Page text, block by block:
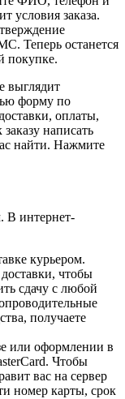
условия заказа.
Теперь останется
покупке.
выглядит
форму по
оплаты,
написать
найти. Нажмите
В интернет-
курьером.
чтобы
сдачу с любой
получаете
или оформлении в
Чтобы
вас на сервер
номер карты, срок